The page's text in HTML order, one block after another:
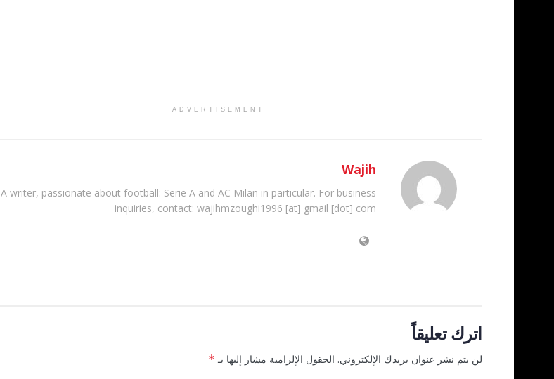
ADVERTISEMENT
Wajih
A writer, passionate about football: Serie A and AC Milan in particular. For business
inquiries, contact: wajihmzoughi1996 [at] gmail [dot] com
اترك تعليقاً
لن يتم نشر عنوان بريدك الإلكتروني. الحقول الإلزامية مشار إليها بـ *